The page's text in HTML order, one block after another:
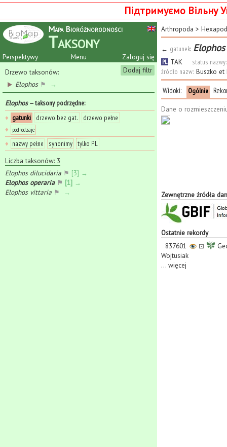
Підтримуємо Вільну
Mapa Bioróżnorodności
Taksony
Perspektywy Zaloguj się
Menu
Dodaj filtr
Drzewo taksonów:
Elophos⚑ →
Elophos— taksony podrzędne:
♦ gatunki drzewo bez gat.
drzewo pełne
♦ podrodzaje
♦ nazwy pełne synonimy tylko PL
Liczba taksonów: 3
Elophos dilucidaria ⚑ [3] →
Elophos operaria⚑ [1] →
Elophos vittaria ⚑ →
Arthropoda >
← gatunek:
PL TAK
status nazwy:
źródło nazw: Buszko et
Widoki: Ogólnie
Dane o
Zewnętrzne źródła
Ostatnie rekordy
837601
⊡
Wojtusiak
... więcej